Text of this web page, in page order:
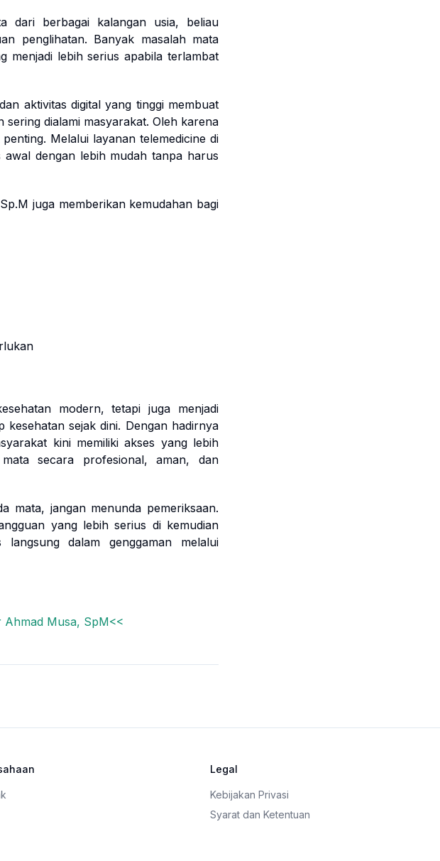
dari berbagai kalangan usia, beliau
penglihatan. Banyak masalah mata
menjadi lebih serius apabila terlambat
aktivitas digital yang tinggi membuat
dialami masyarakat. Oleh karena
Melalui layanan telemedicine di
dengan lebih mudah tanpa harus
juga memberikan kemudahan bagi
modern, tetapi juga menjadi
sejak dini. Dengan hadirnya
kini memiliki akses yang lebih
secara profesional, aman, dan
mata, jangan menunda pemeriksaan.
yang lebih serius di kemudian
dalam genggaman melalui
Ahmad Musa, SpM<<
Legal
Kebijakan Privasi
Syarat dan Ketentuan